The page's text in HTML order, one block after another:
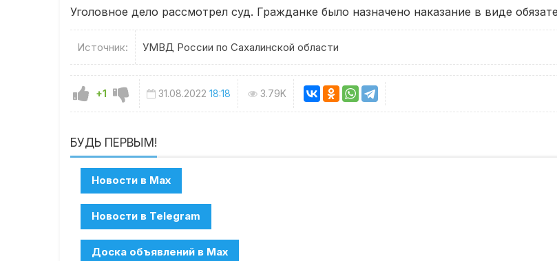
Уголовное дело рассмотрел суд. Гражданке было назначено наказание в виде
Источник: УМВД России по Сахалинской области
+1 31.08.2022 18:18 3.79K
БУДЬ ПЕРВЫМ!